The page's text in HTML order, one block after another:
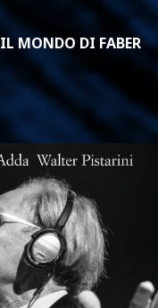
IL MONDO DI FABER